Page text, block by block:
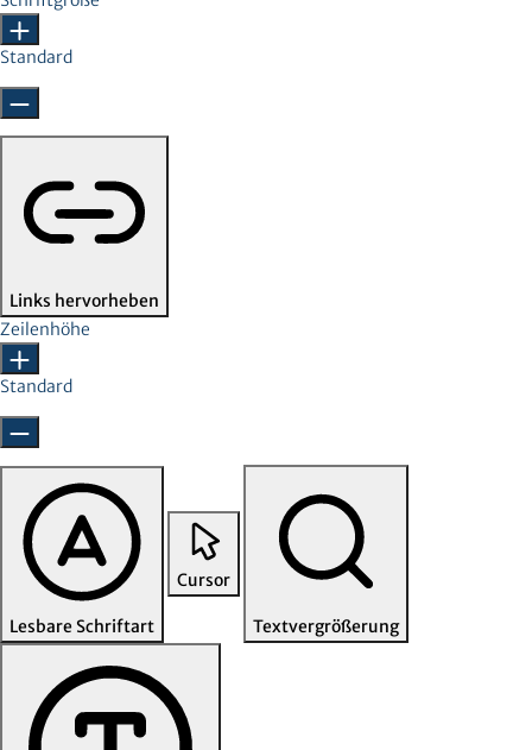
Standard
Links hervorheben
Zeilenhöhe
Standard
Lesbare Schriftart
Cursor
Textvergrößerung